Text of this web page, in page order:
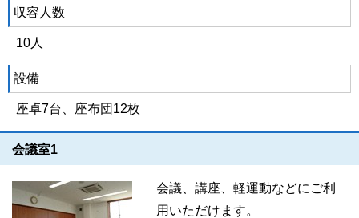
収容人数
10人
設備
座卓7台、座布団12枚
会議室1
会議、講座、軽運動などにご利
用いただけます。